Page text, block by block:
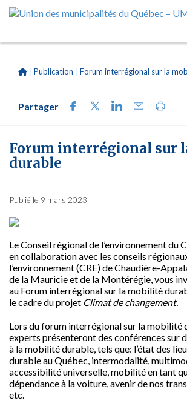
Publication Forum interrégional sur la
Partager
Forum interrégional sur
durable
Publié le 9 mars 2023
Le Conseil régional de l’environnement du
en collaboration avec les conseils
l’environnement (CRE) de Chaudière-
de la Mauricie et de la Montérégie, vous
au Forum interrégional sur la mobilité
le cadre du projet Climat de changement.
Lors du forum interrégional sur la mobilité
experts présenteront des conférences sur
à la mobilité durable, tels que: l’état des
durable au Québec, intermodalité,
accessibilité universelle, mobilité en tant
dépendance à la voiture, avenir de nos
etc.